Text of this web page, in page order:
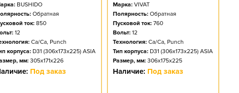
BUSHIDO
Обратная
ток: 850
12
Ca/Ca, Punch
корпуса: D31 (306x173x225) ASIA
мм: 305x171x226
Под заказ
Марка: VIVAT
Полярность: Обратная
Пусковой ток: 760
Вольт: 12
Технология: Ca/Ca, Punch
Тип корпуса: D31 (306x173x225) ASIA
Размер, мм: 306x175x225
Наличие: Под заказ